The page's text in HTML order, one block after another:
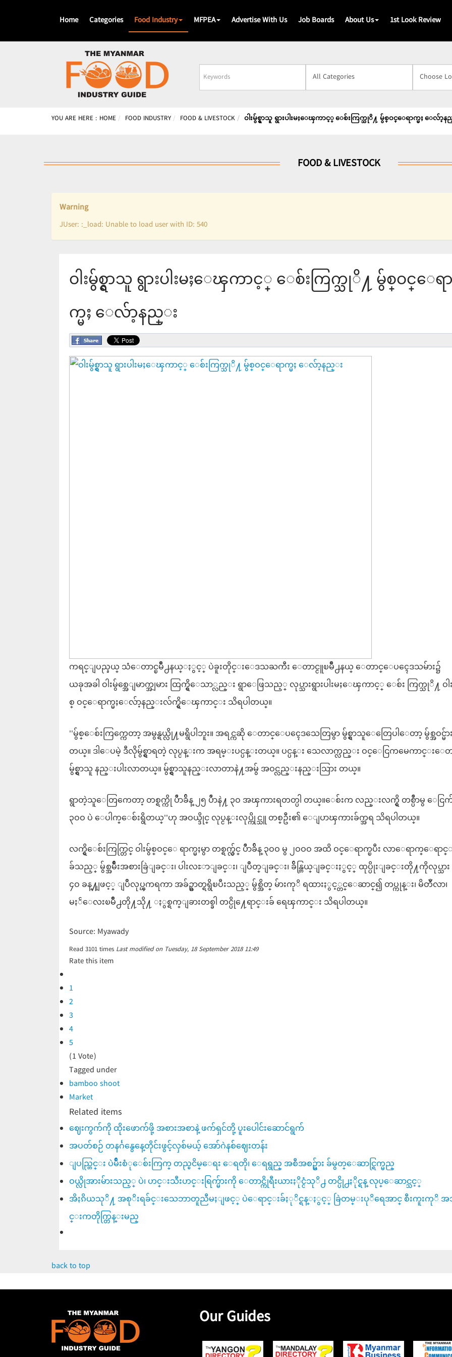
Home Categories Food Industry MFPEA Advertise With Us Job Boards About Us 1st Look Review
Business
Name
YOU ARE HERE : HOME FOOD INDUSTRY FOOD & LIVESTOCK ဝါးမွ်စ္ရွာသူ ရွားပါးမႈေၾကာင့္ ေစ်းကြက္သုိ႔ မွ်စ္ဝင္ေရာက္မႈ ေလ်ာ့
FOOD & LIVESTOCK
Warning
JUser: :_load: Unable to load user with ID: 540
ဝါးမွ်စ္ရွာသူ ရွားပါးမႈေၾကာင့္ ေစ်းကြက္သုိ႔ မွ်စ္ဝင္ေရ
က္မႈ ေလ်ာ့နည္း
ကရင္ျပည္နယ္ သံေတာင္ၿမိဳ႕နယ္ႏွင့္ ပဲခူးတိုင္းေဒသႀကီး ေတာင္ငူၿမိဳ႕နယ္ ေတာင္ေပၚေဒသမ်ား၌
ယခုအခါ ဝါးမွ်စ္အေျမာက္အျမား ထြက္ရွိေသာ္လည္း ရွာေဖြသည့္ လုပ္သားရွားပါးမႈေၾကာင့္ ေစ်း ကြက္သုိ႔ ဝါ
စ္ ဝင္ေရာက္မႈေလ်ာ့နည္းလ်က္ရွိေၾကာင္း သိရပါတယ္။
''မွ်စ္ေစ်းကြက္ကေတာ့ အမွန္ရယ္လို႔မရွိပါဘူး။ အရင္ကဆို ေတာင္ေပၚေဒသေတြမွာ မွ်စ္ရွာသူေတြေပါေတာ့ မွ်စ္အဝင္မ်ာ
တယ္။ ဒါေပမဲ့ ဒီလိုမွ်စ္ရွာရတဲ့ လုပ္ငန္းက အရမ္းပင္ပန္းတယ္။ ပင္ပန္း သေလာက္လည္း ဝင္ေငြကမေကာင္းေ
မွ်စ္ရွာသူ နည္းပါးလာတယ္။ မွ်စ္ရွာသူနည္းလာတာနဲ႔အမွ် အဝင္လည္းနည္းသြား တယ္။
ရွာတဲ့သူေတြကေတာ့ တစ္ရက္ကို ပိႆာခ်ိန္ ၂၅ ပိႆာနဲ႔ ၃ဝ အၾကားရတတ္ပါ တယ္။ေစ်းက လည္းလက္ရွိ တစ္ပိႆာမွ ေငြ
၃ဝဝ ပဲ ေပါက္ေစ်းရွိတယ္''ဟု အဝယ္ဒိုင္ လုပ္ငန္းလုပ္ကိုင္သူ တစ္ဦး၏ ေျပာၾကားခ်က္အရ သိရပါတယ္။
လက္ရွိေစ်းကြက္တြင္ ဝါးမွ်စ္ဝင္ေ ရာက္မႈမွာ တစ္ရက္လွ်င္ ပိႆာခ်ိန္ ၃ဝဝ မွ ၂ဝဝဝ အထိ ဝင္ေရာက္ၿပီး လာေရာက္ေရာ
ခ်သည့္ မွ်စ္အမ်ဳိးအစားခြဲျခင္း၊ ပါးလႊာျခင္း၊ ျပဳတ္ျခင္း၊ ခ်ိန္တြယ္ျခင္းႏွင့္ ထုပ္ပိုးျခင္းတို႔ကိုလုပ္သား
၄ဝ ခန္႔ျဖင့္ ျပဳလုပ္ၾကရကာ အခ်ဥ္ဓာတ္ရရွိၿပီးသည့္ မွ်စ္အိတ္ မ်ားကုိ ရထားႏွင့္တင္ေဆာင္၍ တပ္ကုန္း၊ မိတၴီလာ၊
မႏၲေလးၿမိဳ႕တို႔သို႔ ႏွစ္ရက္ျခားတစ္ခါ တင္ပို႔ေရာင္းခ် ရေၾကာင္း သိရပါတယ္။
Source: Myawady
Read3101times Last modified on Tuesday, 18 September 2018 11:49
Rate this item
1
2
3
4
5
(1 Vote)
Tagged under
bamboo shoot
Market
Related items
ဈေးကွက်ကို ထိုးဖောက်ဖို့ အစားအစာနဲ့ ဖက်ရှင်တို့ ပူးပေါင်းဆောင်ရွက်
အပတ်စဉ် တနင်္ဂနွေနေ့တိုင်းဖွင့်လှစ်မယ့် အော်ဂဲနစ်ဈေးတန်း
ျပည္တြင္း ပဲမ်ဳိးစံုေစ်းကြက္ တည္ၿငိမ္ေရး ေရတို၊ ေရရွည္ အစီအစဥ္မ်ား ခ်မွတ္ေဆာင္ရြက္မည္
ဝယ္လိုအားမ်ားသည့္ ပဲ၊ ဟင္းသီးဟင္းရြက္မ်ားကို ေတာင္ကိုရီးယားႏိုင္ငံသုိ႕ တင္ပို႕ႏိုင္ရန္ လုပ္ေဆာင္သင့္
အိႏၵိယသုိ႔ အစုိးရခ်င္းသေဘာတူညီမႈျဖင့္ ပဲေရာင္းခ်ႏုိင္ရန္ႏွင့္ ခြဲတမ္းပုိရေအာင္ စီးကူးကုိ
င္းကတိုက္တြန္းမည္
back to top
Our Guides